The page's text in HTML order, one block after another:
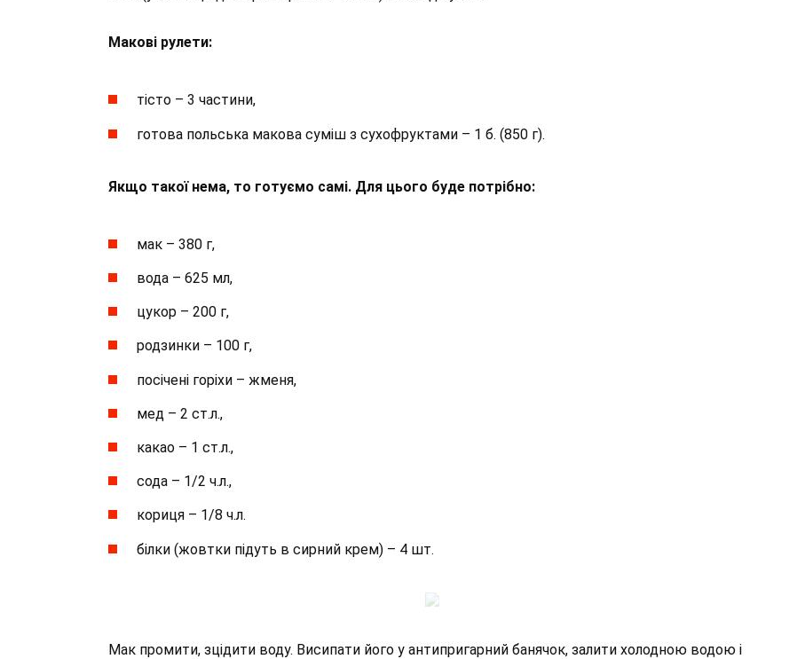
Макові рулети:
тісто – 3 частини,
готова польська макова суміш з сухофруктами – 1 б. (850 г).
Якщо такої нема, то готуємо самі. Для цього буде потрібно:
мак – 380 г,
вода – 625 мл,
цукор – 200 г,
родзинки – 100 г,
посічені горіхи – жменя,
мед – 2 ст.л.,
какао – 1 ст.л.,
сода – 1/2 ч.л.,
кориця – 1/8 ч.л.
білки (жовтки підуть в сирний крем) – 4 шт.
Мак промити, зцідити воду. Висипати його у антипригарний банячок, залити холодною водою і